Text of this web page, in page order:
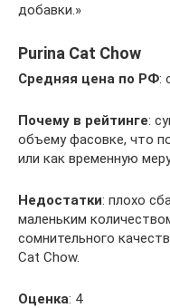
добавки.»
Purina Cat Chow
Средняя цена по РФ:
Почему в рейтинге:
объему фасовке, что
или как временную
Недостатки: плохо
маленьким
сомнительного
Cat Chow.
Оценка: 4